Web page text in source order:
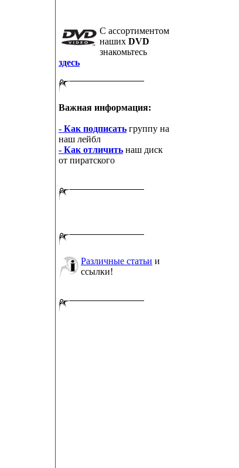
C ассортиментом
наших DVD
знакомьтесь
здесь
Важная информация:
- Как подписать группу на
наш лейбл
- Как отличить наш диск
от пиратского
Различные статьи и
ссылки!